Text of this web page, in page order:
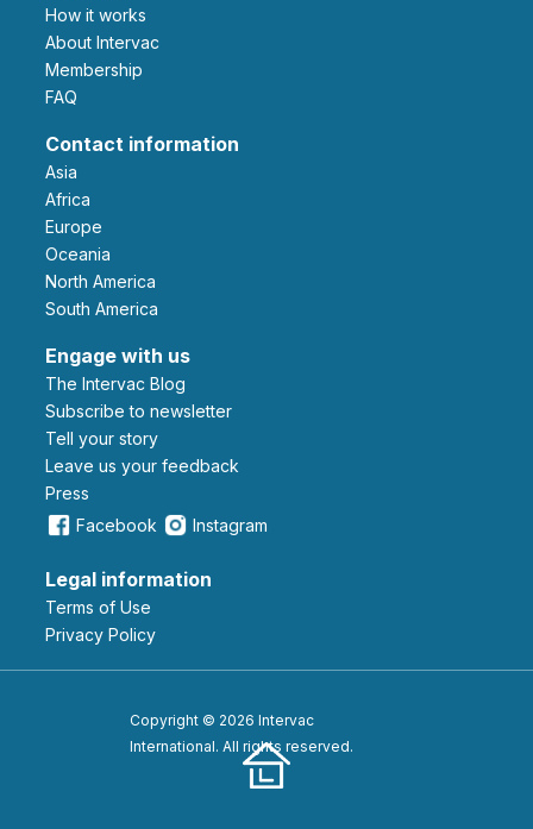
How it works
About Intervac
Membership
FAQ
Contact information
Asia
Africa
Europe
Oceania
North America
South America
Engage with us
The Intervac Blog
Subscribe to newsletter
Tell your story
leave us your feedback
Press
Facebook
Instagram
Legal information
Terms of Use
Privacy Policy
Copyright © 2026 Intervac
International. All rights reserved.